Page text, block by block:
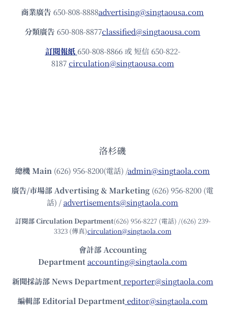
商業廣告 650-808-8888advertising@singtaousa.com
分類廣告 650-808-8877classified@singtaousa.com
訂閱報紙 650-808-8866 或 短信 650-822-
8187circulation@singtaousa.com
洛杉磯
總機Main (626) 956-8200(電話) /admin@singtaola.com
廣告/市場部Advertising & Marketing (626) 956-8200 (電
話) /advertisements@singtaola.com
訂閱部 Circulation Department(626) 956-8227 (電話) /(626) 239-
3323 (傳真)circulation@singtaola.com
會計部 Accounting
Department accounting@singtaola.com
新聞採訪部 News Department reporter@singtaola.com
編輯部 Editorial Department editor@singtaola.com